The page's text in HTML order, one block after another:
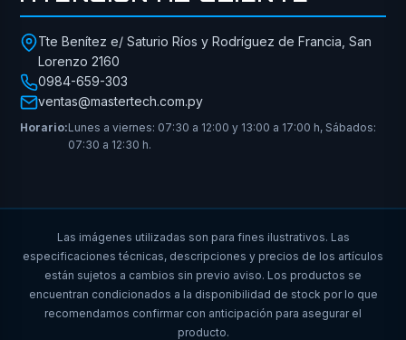
Tte Benítez e/ Saturio Ríos y Rodríguez de Francia, San
Lorenzo 2160
0984-659-303
ventas@mastertech.com.py
Horario:Lunes a viernes: 07:30 a 12:00 y 13:00 a 17:00 h, Sábados:
07:30 a 12:30 h.
Las imágenes utilizadas son para fines ilustrativos. Las
especificaciones técnicas, descripciones y precios de los artículos
están sujetos a cambios sin previo aviso. Los productos se
encuentran condicionados a la disponibilidad de stock por lo que
recomendamos confirmar con anticipación para asegurar el
producto.